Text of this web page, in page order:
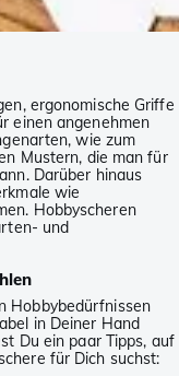
ergonomische Griffe
einen angenehmen
wie zum
Mustern, die man für
Darüber hinaus
wie
Hobbyscheren
und
Hobbybedürfnissen
in Deiner Hand
Du ein paar Tipps, auf
für Dich suchst: